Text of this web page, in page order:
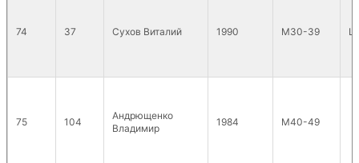
74 37 Сухов Виталий 1990 М30-39
75 104
Андрющенко
Владимир
1984 М40-49